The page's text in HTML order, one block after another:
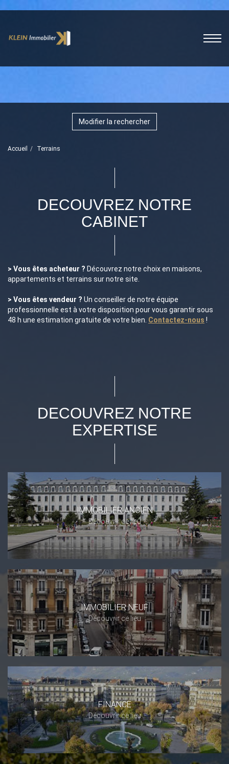
Modifier la rechercher
Accueil Terrains
DECOUVREZ NOTRE
CABINET
> Vous êtes acheteur ? Découvrez notre choix en maisons,
appartements et terrains sur notre site.
> Vous êtes vendeur ? Un conseiller de notre équipe
professionnelle est à votre disposition pour vous garantir sous
48 h une estimation gratuite de votre bien. Contactez-nous !
DECOUVREZ NOTRE
EXPERTISE
IMMOBILIER ANCIEN
Découvrir ce lieu
IMMOBILIER NEUF
Découvrir ce lieu
FINANCE
Découvrir ce lieu